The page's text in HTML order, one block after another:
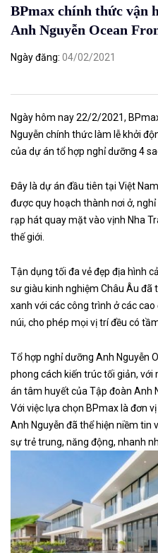
BPmax chính thức vận
Anh Nguyễn Ocean
Ngày đăng 04/02/2021
Ngày hôm nay 22/2/2021,
Nguyễn chính thức làm lễ khởi
của dự án tổ hợp nghỉ dưỡng 4
Đây là dự án đầu tiên tại Việt
được quy hoạch thành nơi ở,
rạp hát quay mặt vào vịnh Nha
thế giới.
Tận dụng tối đa vẻ đẹp địa hình
sư giàu kinh nghiệm Châu Âu đã
xanh với các công trình ở các
núi, cho phép mọi vị trí đều có
Tổ hợp nghỉ dưỡng Anh Nguyễn
phong cách kiến trúc tối giản,
án tâm huyết của Tập đoàn Anh
Với việc lựa chọn BPmax là đơn
Anh Nguyễn đã thể hiện niềm tin
sự trẻ trung, năng động, nhanh